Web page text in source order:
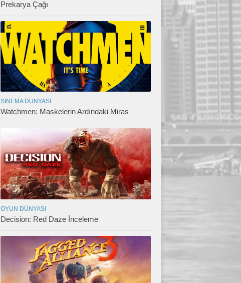
Prekarya Çağı
SINEMA DÜNYASI
Watchmen: Maskelerin Ardındaki Miras
OYUN DÜNYASI
Decision: Red Daze İnceleme